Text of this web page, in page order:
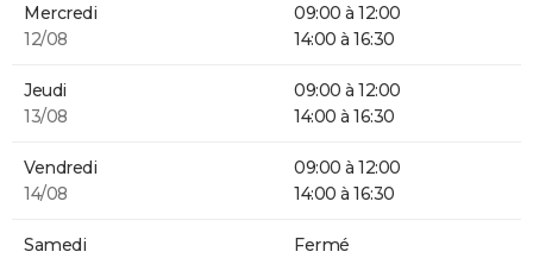
Mercredi
12/08
09:00 à 12:00
14:00 à 16:30
Jeudi
13/08
09:00 à 12:00
14:00 à 16:30
Vendredi
14/08
09:00 à 12:00
14:00 à 16:30
Samedi
Fermé